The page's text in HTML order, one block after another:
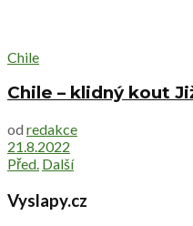
Chile
Chile – klidný kout
od redakce
21.8.2022
Před. Další
Vyslapy.cz